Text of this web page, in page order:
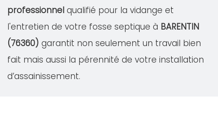
professionnel qualifié pour la vidange et
l'entretien de votre fosse septique à BARENTIN
(76360) garantit non seulement un travail bien
fait mais aussi la pérennité de votre installation
d’assainissement.